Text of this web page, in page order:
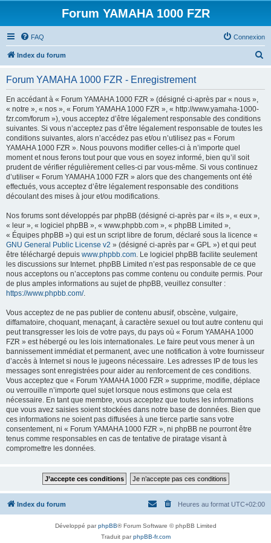
Forum YAMAHA 1000 FZR
FAQ Connexion
Index du forum
Forum YAMAHA 1000 FZR - Enregistrement
En accédant à « Forum YAMAHA 1000 FZR » (désigné ci-après par « nous »,
« notre », « nos », « Forum YAMAHA 1000 FZR », « http://www.yamaha-1000-
fzr.com/forum »), vous acceptez d’être légalement responsable des conditions
suivantes. Si vous n’acceptez pas d’être légalement responsable de toutes les
conditions suivantes, alors n’accédez pas et/ou n’utilisez pas « Forum
YAMAHA 1000 FZR ». Nous pouvons modifier celles-ci à n’importe quel
moment et nous ferons tout pour que vous en soyez informé, bien qu’il soit
prudent de vérifier régulièrement celles-ci par vous-même. Si vous continuez
d’utiliser « Forum YAMAHA 1000 FZR » alors que des changements ont été
effectués, vous acceptez d’être légalement responsable des conditions
découlant des mises à jour et/ou modifications.
Nos forums sont développés par phpBB (désigné ci-après par « ils », « eux »,
« leur », « logiciel phpBB », « www.phpbb.com », « phpBB Limited »,
« Équipes phpBB ») qui est un script libre de forum, déclaré sous la licence «
GNU General Public License v2 » (désigné ci-après par « GPL ») et qui peut
être téléchargé depuis www.phpbb.com. Le logiciel phpBB facilite seulement
les discussions sur Internet. phpBB Limited n’est pas responsable de ce que
nous acceptons ou n’acceptons pas comme contenu ou conduite permis. Pour
de plus amples informations au sujet de phpBB, veuillez consulter :
https://www.phpbb.com/.
Vous acceptez de ne pas publier de contenu abusif, obscène, vulgaire,
diffamatoire, choquant, menaçant, à caractère sexuel ou tout autre contenu qui
peut transgresser les lois de votre pays, du pays où « Forum YAMAHA 1000
FZR » est hébergé ou les lois internationales. Le faire peut vous mener à un
bannissement immédiat et permanent, avec une notification à votre fournisseur
d’accès à Internet si nous le jugeons nécessaire. Les adresses IP de tous les
messages sont enregistrées pour aider au renforcement de ces conditions.
Vous acceptez que « Forum YAMAHA 1000 FZR » supprime, modifie, déplace
ou verrouille n’importe quel sujet lorsque nous estimons que cela est
nécessaire. En tant que membre, vous acceptez que toutes les informations
que vous avez saisies soient stockées dans notre base de données. Bien que
ces informations ne soient pas diffusées à une tierce partie sans votre
consentement, ni « Forum YAMAHA 1000 FZR », ni phpBB ne pourront être
tenus comme responsables en cas de tentative de piratage visant à
compromettre les données.
Index du forum Heures au format UTC+02:00
Développé parphpBB® Forum Software © phpBB Limited
Traduit parphpBB-fr.com